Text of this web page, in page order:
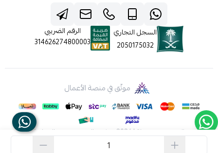
السجل التجاري
2050175032
الرقم الضريبي
314626274800003
موثّق في منصة الأعمال
الحقوق محفوظة | 2026 شركه عالم جيفينشي التجارية